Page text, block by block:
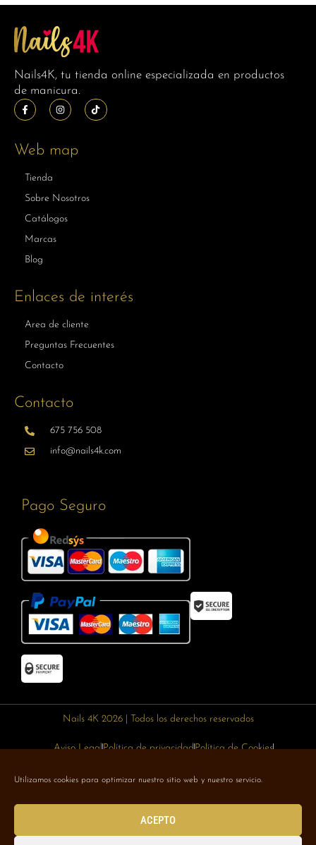
Utilizamos cookies para optimizar nuestro sitio web y nuestro servicio.
ACEPTO
Nails4K, tu tienda online especializada en productos
de manicura.
Web map
Tienda
Sobre Nosotros
Catálogos
Marcas
Blog
Enlaces de interés
Area de cliente
Preguntas Frecuentes
Contacto
Contacto
675 756 508
info@nails4k.com
Pago Seguro
Nails 4K 2026 | Todos los derechos reservados
Aviso LegalPolítica de privacidadPolítica de Cookies